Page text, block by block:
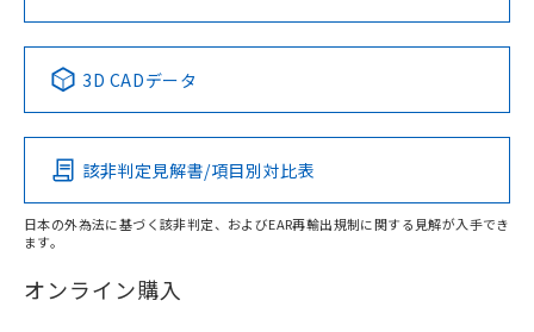
Pb Hg Cd Cr(VI)
O
在庫等で未対応品が混在する可能性があります。
3D CADデータ
該非判定見解書/項目別対比表
日本の外為法に基づく該非判定、およびEAR再輸出規制に関する見解が入手でき
ます。
オンライン購入